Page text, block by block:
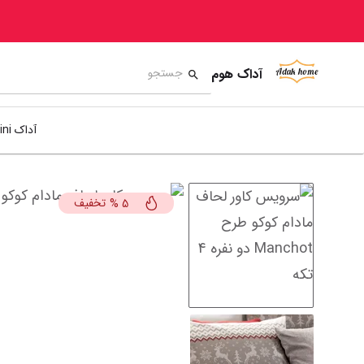
آداک هوم
آداک mini
5
% تخفیف